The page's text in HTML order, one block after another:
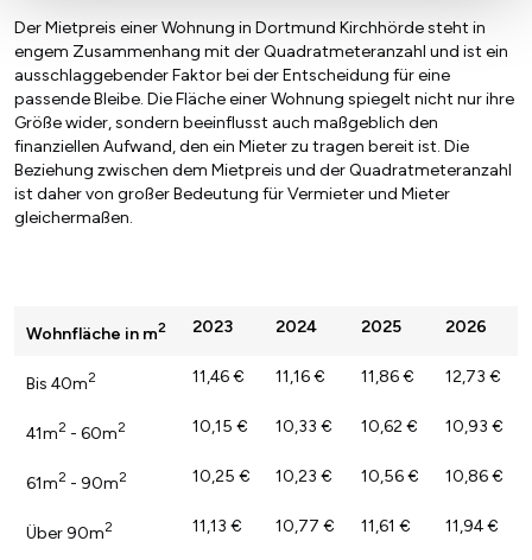
Der Mietpreis einer Wohnung in Dortmund Kirchhörde steht in
engem Zusammenhang mit der Quadratmeteranzahl und ist ein
ausschlaggebender Faktor bei der Entscheidung für eine
passende Bleibe. Die Fläche einer Wohnung spiegelt nicht nur ihre
Größe wider, sondern beeinflusst auch maßgeblich den
finanziellen Aufwand, den ein Mieter zu tragen bereit ist. Die
Beziehung zwischen dem Mietpreis und der Quadratmeteranzahl
ist daher von großer Bedeutung für Vermieter und Mieter
gleichermaßen.
Wohnfläche in m2 2023 2024 2025 2026
Bis 40m2 11,46 € 11,16 € 11,86 € 12,73 €
41m2 - 60m2 10,15 € 10,33 € 10,62 € 10,93 €
61m2 - 90m2 10,25 € 10,23 € 10,56 € 10,86 €
Über 90m2 11,13 € 10,77 € 11,61 € 11,94 €